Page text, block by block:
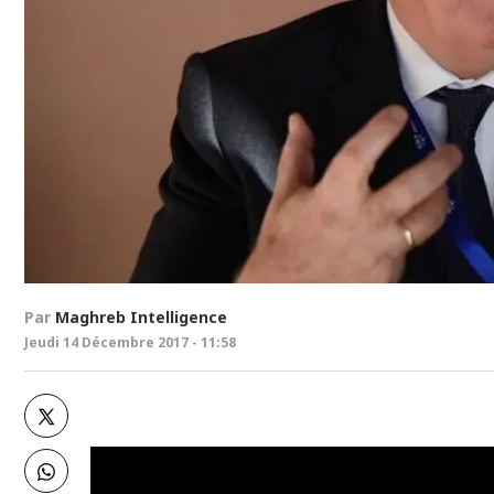
Par Maghreb Intelligence
Jeudi 14 Décembre 2017 - 11:58